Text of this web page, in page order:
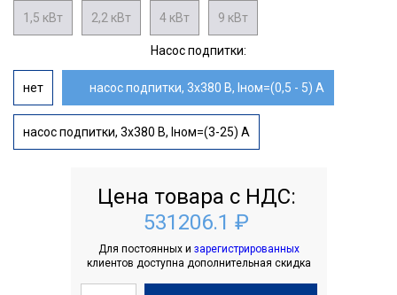
1,5 кВт 2,2 кВт 4 кВт 9 кВт
Насос подпитки:
нет насос подпитки, 3х380 В, Iном=(0,5 - 5) А
насос подпитки, 3х380 В, Iном=(3-25) А
Цена товара с НДС:
531206.1 ₽
Для постоянных и зарегистрированных
клиентов доступна дополнительная скидка